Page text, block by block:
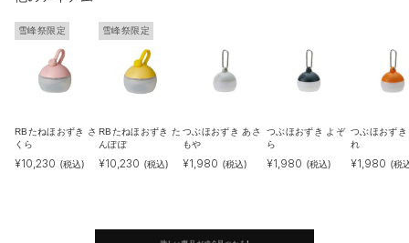
雪峰祭限定
RBたねほおずき さ
くら
¥10,230 (税込)
雪峰祭限定
RBたねほおずき た
んぽぽ
¥10,230 (税込)
つぶほおずき あさ
もや
¥1,980 (税込)
つぶほおずき よぞ
ら
¥1,980 (税込)
つぶほおず
れ
¥1,980 (税